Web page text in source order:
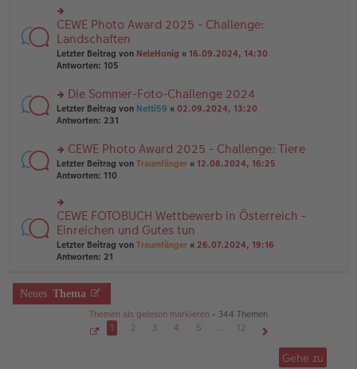
g
e
n
er
B
ei
tr
g
u
n
g
el
es
e
er
B
ei
tr
g
rs
te
r
u
n
el
es
e
B
ei
tr
g
CEWE Photo Award 2025 - Challenge:
Landschaften
Letzter Beitrag von NeleHonig « 16.09.2024, 14:30
Antworten: 105
rs
te
n
g
el
e
n
er
B
ei
tr
g
Die Sommer-Foto-Challenge 2024
Letzter Beitrag von Netti59 « 02.09.2024, 13:20
Antworten: 231
rs
te
u
n
g
el
es
e
er
B
ei
CEWE Photo Award 2025 - Challenge: Tiere
Letzter Beitrag von Traumfänger « 12.08.2024, 16:25
Antworten: 110
rs
te
r
u
n
el
es
CEWE FOTOBUCH Wettbewerb in Österreich -
Einreichen und Gutes tun
Letzter Beitrag von Traumfänger « 26.07.2024, 19:16
Antworten: 21
Neues Thema
Themen als gelesen markieren • 344 Themen
1 2 3 4 5 …
12
Gehe zu